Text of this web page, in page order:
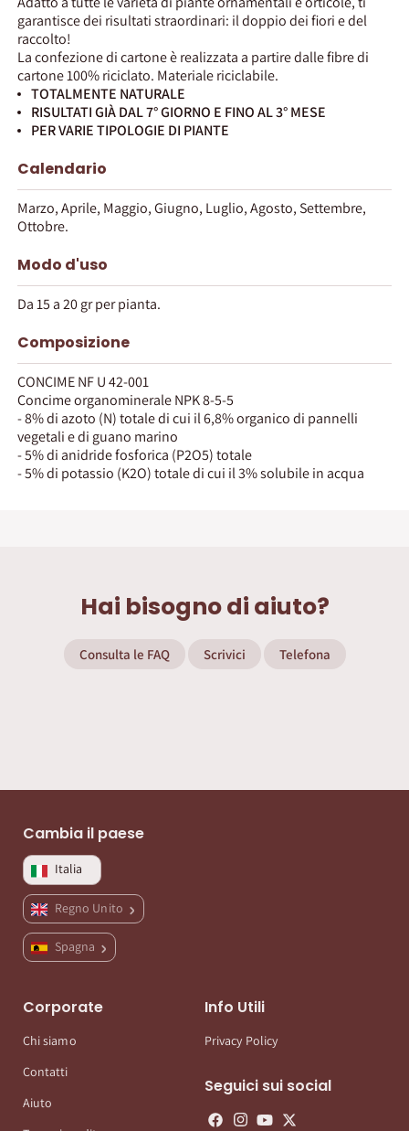
garantisce dei risultati straordinari: il doppio dei fiori e del
raccolto!
La confezione di cartone è realizzata a partire dalle fibre di
cartone 100% riciclato. Materiale riciclabile.
TOTALMENTE NATURALE
RISULTATI GIÀ DAL 7° GIORNO E FINO AL 3° MESE
PER VARIE TIPOLOGIE DI PIANTE
Calendario
Marzo, Aprile, Maggio, Giugno, Luglio, Agosto, Settembre,
Ottobre.
Modo d'uso
Da 15 a 20 gr per pianta.
Composizione
CONCIME NF U 42-001
Concime organominerale NPK 8-5-5
- 8% di azoto (N) totale di cui il 6,8% organico di pannelli
vegetali e di guano marino
- 5% di anidride fosforica (P2O5) totale
- 5% di potassio (K2O) totale di cui il 3% solubile in acqua
Hai bisogno di aiuto?
Consulta le FAQ Scrivici Telefona
Cambia il paese
Italia
Regno Unito
Spagna
Corporate
Chi siamo
Contatti
Aiuto
Info Utili
Privacy Policy
Seguici sui social